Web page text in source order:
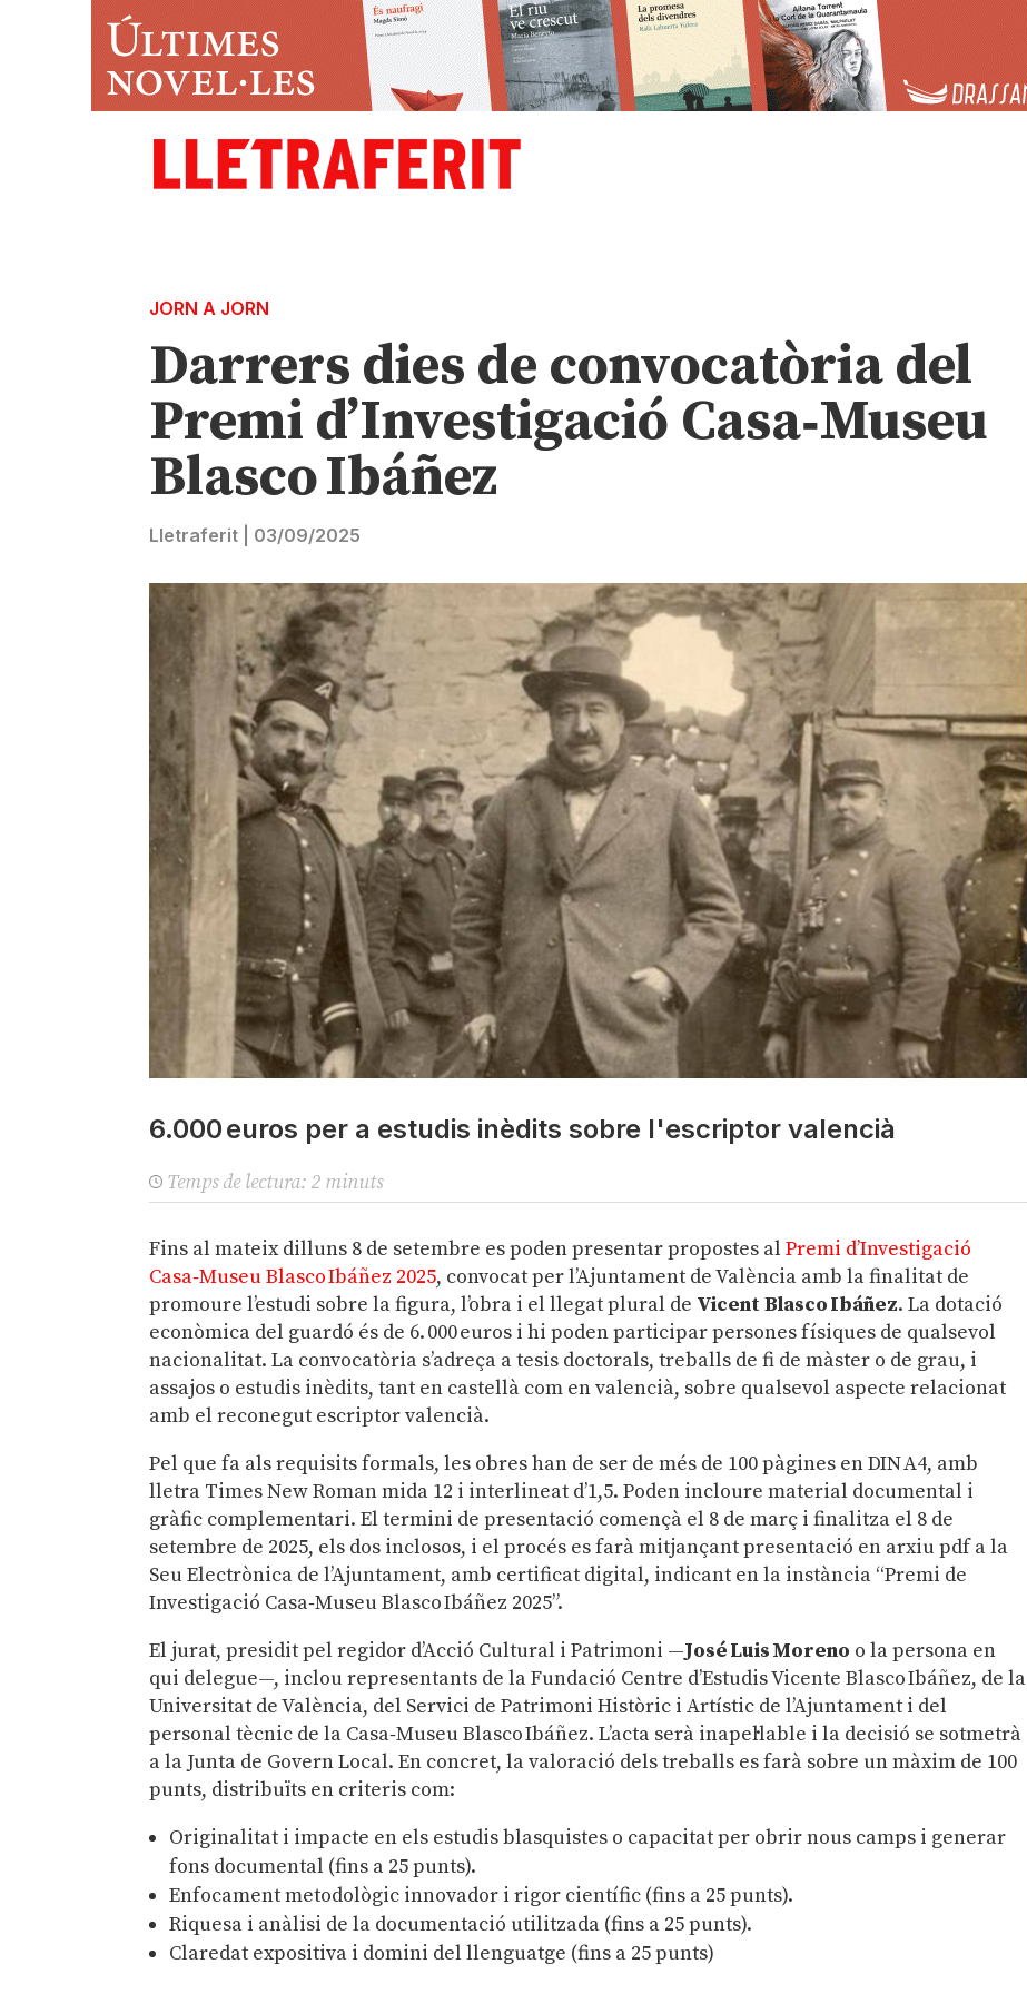
JORN A JORN
Darrers dies de convocatòria del
Premi d’Investigació Casa‑Museu
Blasco Ibáñez
Lletraferit 03/09/2025
6.000 euros per a estudis inèdits sobre l'escriptor valencià
Temps de lectura: 2 minuts
Fins al mateix dilluns 8 de setembre es poden presentar propostes alPremi d’Investigació
Casa‑Museu Blasco Ibáñez 2025, convocat per l’Ajuntament de València amb la finalitat de
promoure l’estudi sobre la figura, l’obra i el llegat plural de Vicent Blasco Ibáñez. La dotació
econòmica del guardó és de 6. 000 euros i hi poden participar persones físiques de qualsevol
nacionalitat. La convocatòria s’adreça a tesis doctorals, treballs de fi de màster o de grau, i
assajos o estudis inèdits, tant en castellà com en valencià, sobre qualsevol aspecte relacionat
amb el reconegut escriptor valencià.
Pel que fa als requisits formals, les obres han de ser de més de 100 pàgines en DIN A4, amb
lletra Times New Roman mida 12 i interlineat d’1,5. Poden incloure material documental i
gràfic complementari.El termini de presentació començà el 8 de març i finalitza el 8 de
setembre de 2025, els dos inclosos, i el procés es farà mitjançant presentació en arxiu pdf a la
Seu Electrònica de l’Ajuntament, amb certificat digital, indicant en la instància “Premi de
Investigació Casa‑Museu Blasco Ibáñez 2025”.
El jurat, presidit pel regidor d’Acció Cultural i Patrimoni —José Luis Moreno o la persona en
qui delegue—, inclou representants de la Fundació Centre d’Estudis Vicente Blasco Ibáñez, de la
Universitat de València, del Servici de Patrimoni Històric i Artístic de l’Ajuntament i del
personal tècnic de la Casa‑Museu Blasco Ibáñez. L’acta serà inapel·lable i la decisió se sotmetrà
a la Junta de Govern Local. En concret, la valoració dels treballs es farà sobre un màxim de 100
punts, distribuïts en criteris com:
Originalitat i impacte en els estudis blasquistes o capacitat per obrir nous camps i generar
fons documental (fins a 25 punts).
Enfocament metodològic innovador i rigor científic (fins a 25 punts).
Riquesa i anàlisi de la documentació utilitzada (fins a 25 punts).
Claredat expositiva i domini del llenguatge (fins a 25 punts)